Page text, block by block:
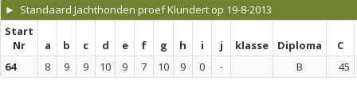
► Standaard Jachthonden proef Klundert op 19-8-2013
Start
Nr
a b c d e f g h i j klasse Diploma
C
64
8 9 9 10 9 7 10 9 0 - B 45